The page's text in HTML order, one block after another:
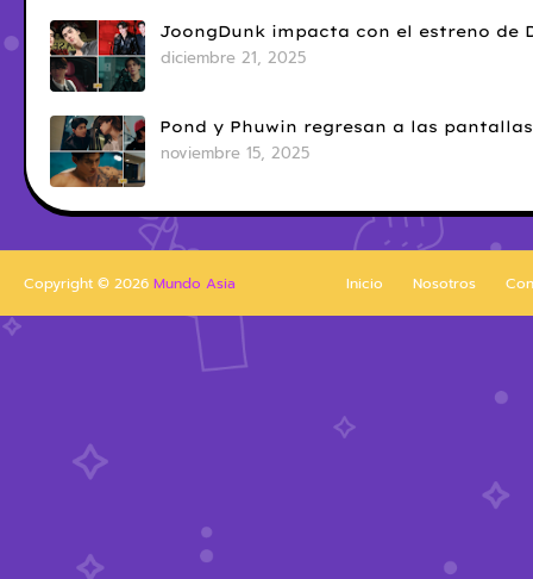
JoongDunk impacta con el estreno de
diciembre 21, 2025
Pond y Phuwin regresan a las
noviembre 15, 2025
Inicio Nosotros
Copyright © 2026 Mundo Asia